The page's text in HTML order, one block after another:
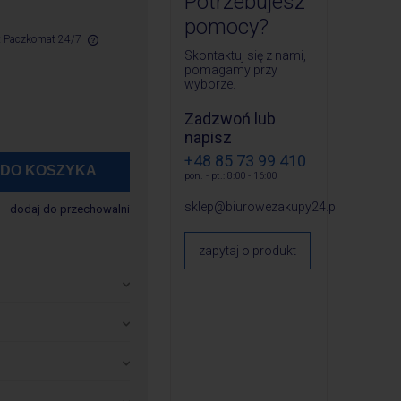
Paczkomat 24/7
kosztów
DO KOSZYKA
dodaj do przechowalni
produktów,
pomocy?
Skontaktuj się z nami,
pomagamy przy
wyborze.
Zadzwoń lub
napisz
+48 85 73 99 410
pon. - pt.: 8:00 - 16:00
sklep@biurowezakupy24.pl
zapytaj o produkt